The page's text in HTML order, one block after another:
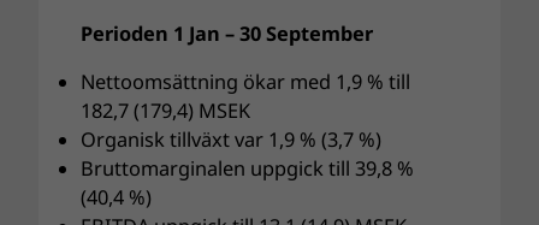
Perioden 1 Jan – 30 September
Nettoomsättning ökar med 1,9 % till
182,7 (179,4) MSEK
Organisk tillväxt var 1,9 % (3,7 %)
Bruttomarginalen uppgick till 39,8 %
(40,4 %)